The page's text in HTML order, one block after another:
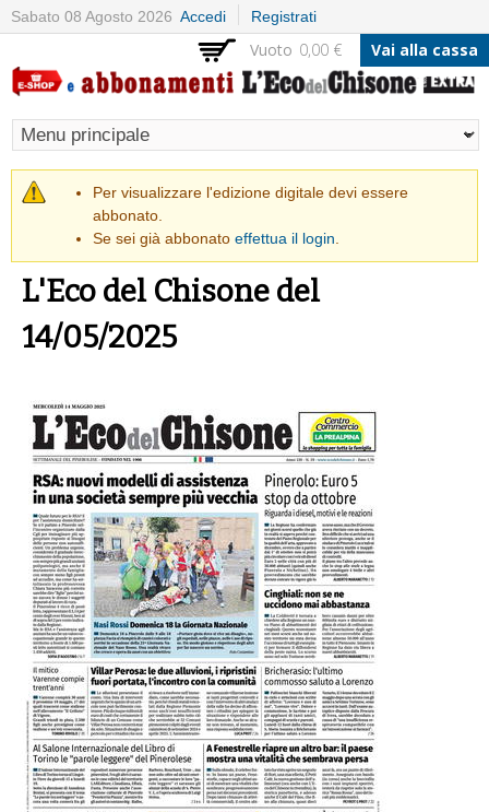
Salta al
contenuto
principale
Sabato 08 Agosto 2026 Accedi Registrati
Vuoto 0,00 € Vai alla cassa
Messaggio di avvertimento
Per visualizzare l'edizione digitale devi essere
abbonato.
Se sei già abbonato effettua il login
L'Eco del Chisone del
14/05/2025